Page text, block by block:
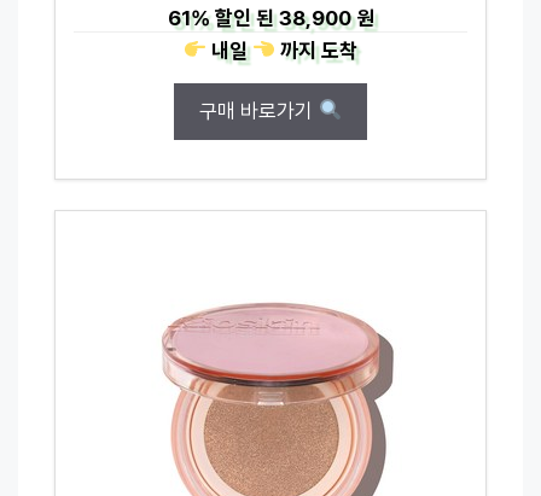
61%할인 된38,900 원
내일
까지도착
구매 바로가기